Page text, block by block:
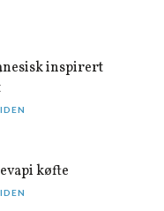
inspirert
køfte